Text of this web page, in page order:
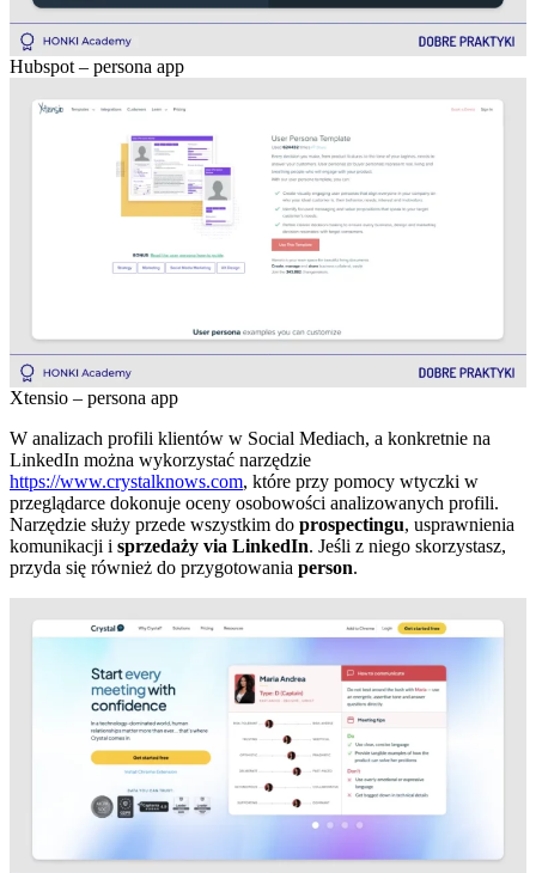
Hubspot – persona app
Xtensio – persona app
W analizach profili klientów w Social Mediach, a konkretnie na
LinkedIn można wykorzystać narzędzie
https://www.crystalknows.com, które przy pomocy wtyczki w
przeglądarce dokonuje oceny osobowości analizowanych profili.
Narzędzie służy przede wszystkim do prospectingu, usprawnienia
komunikacji i sprzedaży via LinkedIn. Jeśli z niego skorzystasz,
przyda się również do przygotowania person.